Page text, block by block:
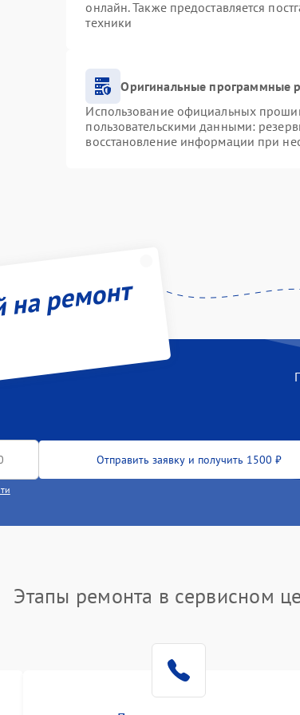
онлайн. Также предоставляется
техники
Оригинальные программные
Использование официальных
пользовательскими данными:
восстановление информации при
ремонт
Отправить заявку и получить 1500 ₽
Этапы ремонта в сервисном